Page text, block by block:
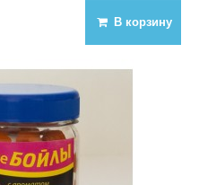
В корзину